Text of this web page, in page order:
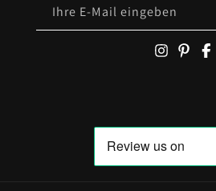
Ihre E-Mail eingeben